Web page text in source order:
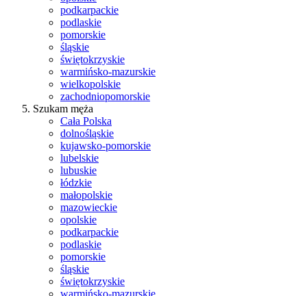
podkarpackie
podlaskie
pomorskie
śląskie
świętokrzyskie
warmińsko-mazurskie
wielkopolskie
zachodniopomorskie
Szukam męża
Cała Polska
dolnośląskie
kujawsko-pomorskie
lubelskie
lubuskie
łódzkie
małopolskie
mazowieckie
opolskie
podkarpackie
podlaskie
pomorskie
śląskie
świętokrzyskie
warmińsko-mazurskie